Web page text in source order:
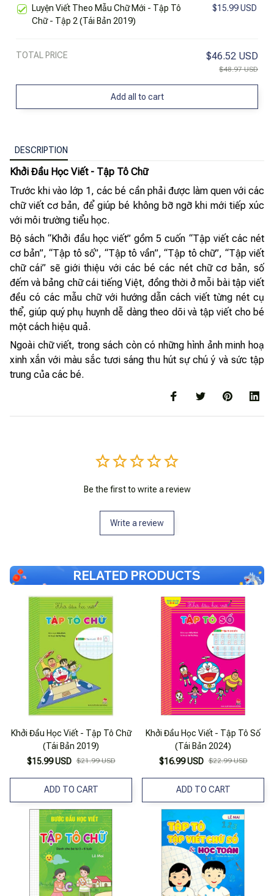
Luyện Viết Theo Mẫu Chữ Mới - Tập Tô
Chữ - Tập 2 (Tái Bản 2019)
$15.99 USD
TOTAL PRICE $46.52 USD
$48.97 USD
Add all to cart
DESCRIPTION
Khởi Đầu Học Viết - Tập Tô Chữ
Trước khi vào lớp 1, các bé cần phải được làm quen với các
chữ viết cơ bản, để giúp bé không bỡ ngỡ khi mới tiếp xúc
với môi trường tiểu học.
Bộ sách “Khởi đầu học viết” gồm 5 cuốn “Tập viết các nét
cơ bản”, “Tập tô số”, “Tập tô vần”, “Tập tô chữ”, “Tập viết
chữ cái” sẽ giới thiệu với các bé các nét chữ cơ bản, số
đếm và bảng chữ cái tiếng Việt, đồng thời ở mỗi bài tập viết
đều có các mẫu chữ với hướng dẫn cách viết từng nét cụ
thể, giúp quý phụ huynh dễ dàng theo dõi và tập viết cho bé
một cách hiệu quả.
Ngoài chữ viết, trong sách còn có những hình ảnh minh hoạ
xinh xắn với màu sắc tươi sáng thu hút sự chú ý và sức tập
trung của các bé.
Be the first to write a review
Write a review
RELATED PRODUCTS
Khởi Đầu Học Viết - Tập Tô Chữ
(Tái Bản 2019)
$15.99 USD $21.99 USD
ADD TO CART
Khởi Đầu Học Viết - Tập Tô Số
(Tái Bản 2024)
$16.99 USD $22.99 USD
ADD TO CART